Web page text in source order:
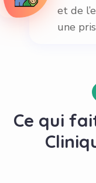
et de
une
Ce qui